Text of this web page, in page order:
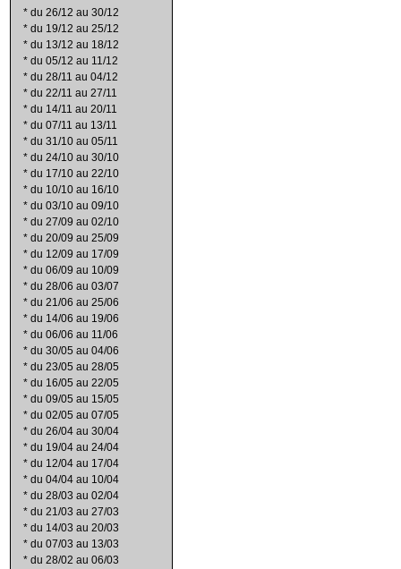
* du 26/12 au 30/12
* du 19/12 au 25/12
* du 13/12 au 18/12
* du 05/12 au 11/12
* du 28/11 au 04/12
* du 22/11 au 27/11
* du 14/11 au 20/11
* du 07/11 au 13/11
* du 31/10 au 05/11
* du 24/10 au 30/10
* du 17/10 au 22/10
* du 10/10 au 16/10
* du 03/10 au 09/10
* du 27/09 au 02/10
* du 20/09 au 25/09
* du 12/09 au 17/09
* du 06/09 au 10/09
* du 28/06 au 03/07
* du 21/06 au 25/06
* du 14/06 au 19/06
* du 06/06 au 11/06
* du 30/05 au 04/06
* du 23/05 au 28/05
* du 16/05 au 22/05
* du 09/05 au 15/05
* du 02/05 au 07/05
* du 26/04 au 30/04
* du 19/04 au 24/04
* du 12/04 au 17/04
* du 04/04 au 10/04
* du 28/03 au 02/04
* du 21/03 au 27/03
* du 14/03 au 20/03
* du 07/03 au 13/03
* du 28/02 au 06/03